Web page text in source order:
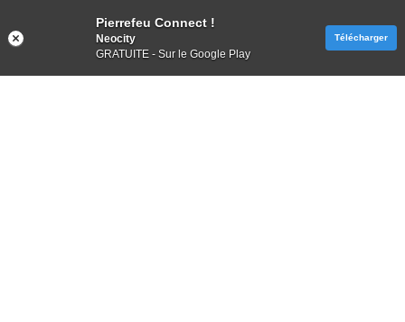
Pierrefeu Connect !
Neocity
GRATUITE - Sur le Google Play
Télécharger